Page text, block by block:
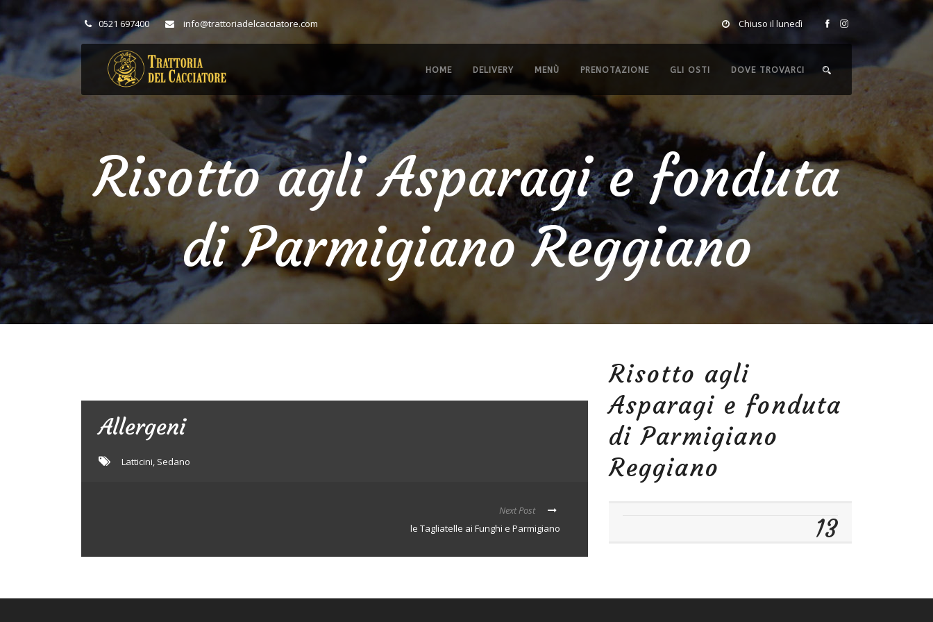
0521 697400 info@trattoriadelcacciatore.com Chiuso il lunedì
HOME DELIVERY MENÙ PRENOTAZIONE GLI OSTI DOVE TROVARCI
Risotto agli Asparagi e fonduta
di Parmigiano Reggiano
Risotto agli
Asparagi e fonduta
di Parmigiano
Reggiano
13
Allergeni
Latticini, Sedano
Next Post
le Tagliatelle ai Funghi e Parmigiano